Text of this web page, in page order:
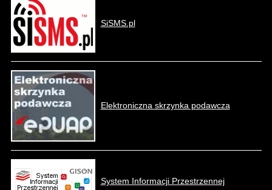
SiSMS.pl
Elektroniczna skrzynka podawcza
System Informacji Przestrzennej